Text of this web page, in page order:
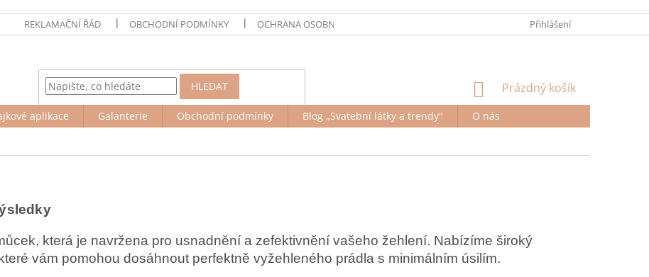
REKLAMAČNÍ ŘÁD OBCHODNÍ PODMÍNKY OCHRANA OSOBNÍCH ÚDAJŮ ODSTOUPENÍ OD SMLOUVY
Přihlášení
HLEDAT
NÁKUPNÍ
KOŠÍK
Prázdný košík
aplikace Galanterie Obchodní podmínky Blog „Svatební látky a trendy"
O nás
která je navržena pro usnadnění a zefektivnění vašeho žehlení. Nabízíme široký
vám pomohou dosáhnout perfektně vyžehleného prádla s minimálním úsilím.